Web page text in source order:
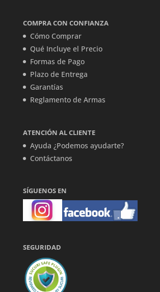
COMPRA CON CONFIANZA
Cómo Comprar
Qué Incluye el Precio
Formas de Pago
Plazo de Entrega
Garantías
Reglamento de Armas
ATENCIÓN AL CLIENTE
Ayuda ¿Podemos ayudarte?
Contáctanos
SÍGUENOS EN
SEGURIDAD